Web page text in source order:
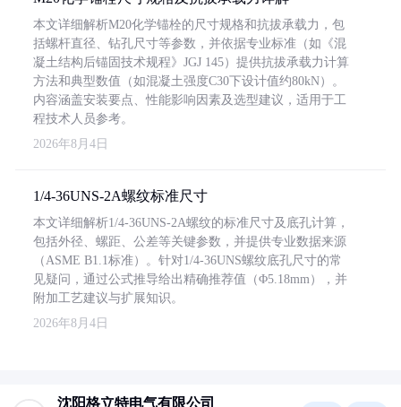
本文详细解析M20化学锚栓的尺寸规格和抗拔承载力，包
括螺杆直径、钻孔尺寸等参数，并依据专业标准（如《混
凝土结构后锚固技术规程》JGJ 145）提供抗拔承载力计算
方法和典型数值（如混凝土强度C30下设计值约80kN）。
内容涵盖安装要点、性能影响因素及选型建议，适用于工
程技术人员参考。
2026年8月4日
1/4-36UNS-2A螺纹标准尺寸
本文详细解析1/4-36UNS-2A螺纹的标准尺寸及底孔计算，
包括外径、螺距、公差等关键参数，并提供专业数据来源
（ASME B1.1标准）。针对1/4-36UNS螺纹底孔尺寸的常
见疑问，通过公式推导给出精确推荐值（Φ5.18mm），并
附加工艺建议与扩展知识。
2026年8月4日
沈阳格立特电气有限公司